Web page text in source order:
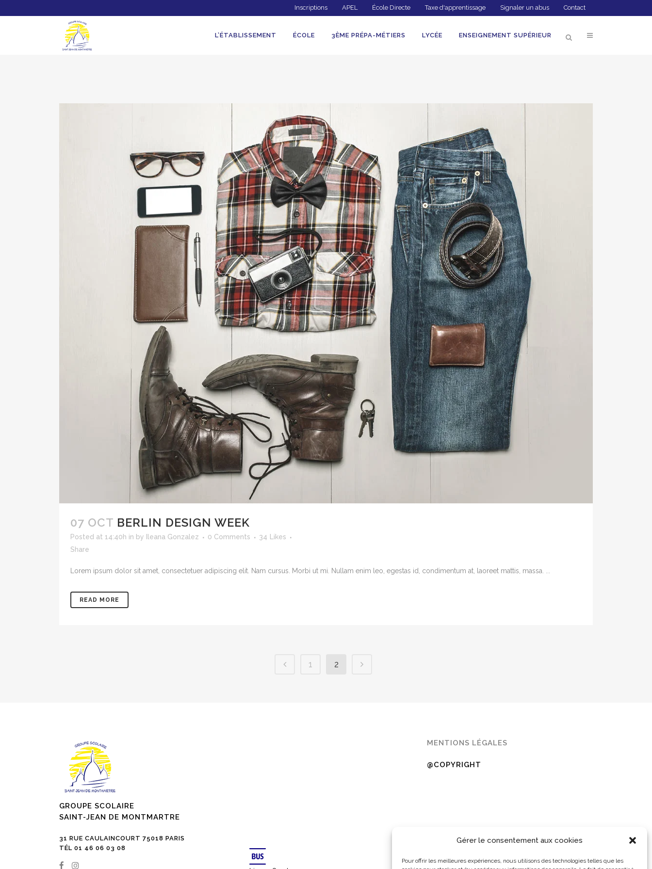
Gérer le consentement aux cookies
Pour offrir les meilleures expériences, nous utilisons des technologies telles que les
Inscriptions APEL École Directe Taxe d'apprentissage Signaler un abus Contact
L’ÉTABLISSEMENT ÉCOLE 3ÈME PRÉPA-MÉTIERS LYCÉE ENSEIGNEMENT SUPÉRIEUR
07 OCT BERLIN DESIGN WEEK
Posted at 14:40h in by Ileana Gonzalez 0 Comments 34
Likes
Share
Lorem ipsum dolor sit amet, consectetuer adipiscing elit. Nam cursus. Morbi ut mi. Nullam enim leo, egestas id, condimentum at, laoreet mattis, massa. ...
READ MORE
1 2
GROUPE SCOLAIRE
SAINT-JEAN DE MONTMARTRE
31 RUE CAULAINCOURT 75018 PARIS
TÉL 01 46 06 03 08
MENTIONS LÉGALES
@COPYRIGHT